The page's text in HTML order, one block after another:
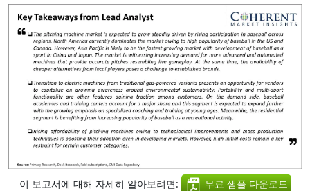
이 보고서에 대해 자세히 알아보려면:
무료 샘플 다운로드